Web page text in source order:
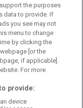
the purposes
data to provide. If
you see may not
menu to change
by clicking the
[or the
if applicable].
For more
provide:
device